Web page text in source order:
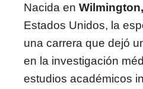
Nacida en
Estados Unidos, la
una carrera que dejó
en la investigación
estudios académicos